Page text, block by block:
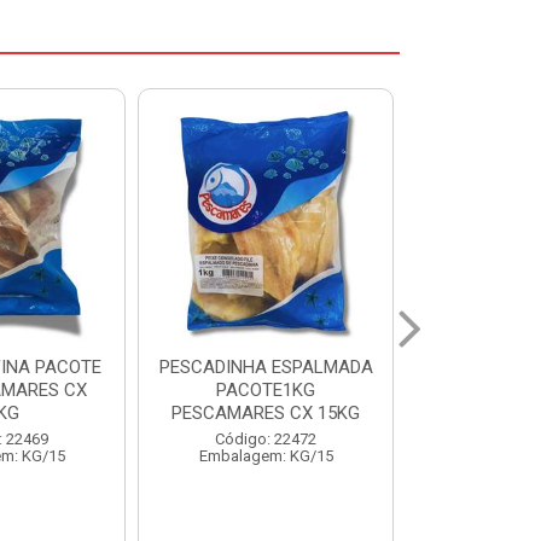
CX 15KG
22472
KG/15
FILE DE PANGA PREMIUM
PACOTE 1KG CAIXA 10KG
Código: 20021
Embalagem: KG/10